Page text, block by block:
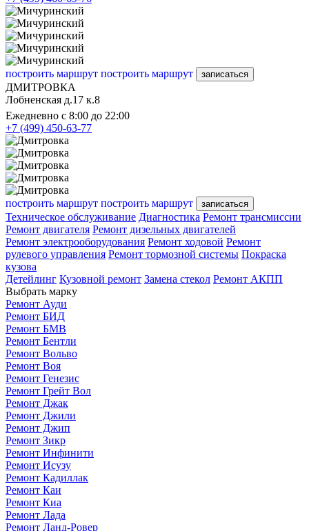
построить маршрут построить маршрут записаться
ДМИТРОВКА
Лобненская д.17 к.8
Ежедневно с 8:00 до 22:00
+7 (499) 450-63-77
построить маршрут построить маршрут записаться
Техническое обслуживание Диагностика Ремонт трансмиссии
Ремонт двигателя Ремонт дизельных двигателей
Ремонт электрооборудования Ремонт ходовой Ремонт
рулевого управления Ремонт тормозной системы Покраска
кузова
Детейлинг Кузовной ремонт Замена стекол Ремонт АКПП
Выбрать марку
Ремонт Ауди
Ремонт БИД
Ремонт БМВ
Ремонт Бентли
Ремонт Вольво
Ремонт Воя
Ремонт Генезис
Ремонт Грейт Вол
Ремонт Джак
Ремонт Джили
Ремонт Джип
Ремонт Зикр
Ремонт Инфинити
Ремонт Исузу
Ремонт Кадиллак
Ремонт Каи
Ремонт Киа
Ремонт Лада
Ремонт Ланд-Ровер